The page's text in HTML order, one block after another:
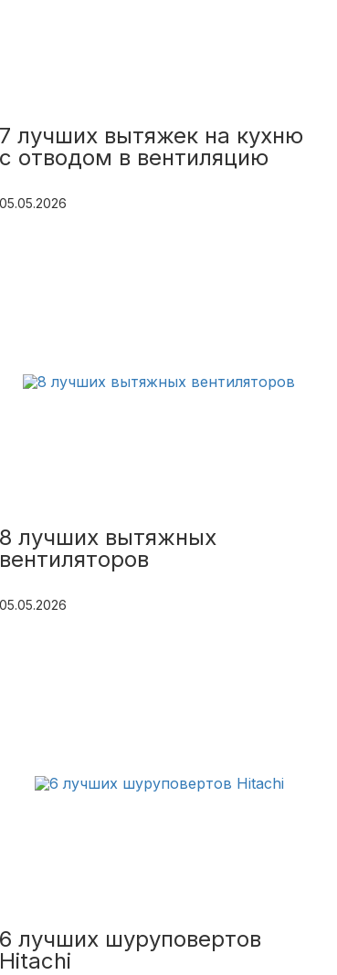
7 лучших вытяжек на кухню
с отводом в вентиляцию
05.05.2026
8 лучших вытяжных
вентиляторов
05.05.2026
6 лучших шуруповертов
Hitachi